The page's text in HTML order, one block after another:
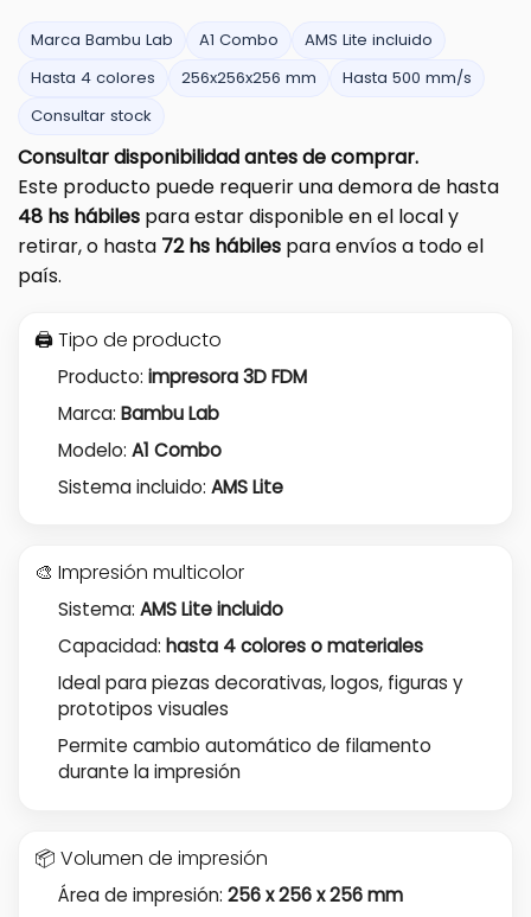
Marca Bambu Lab A1 Combo
AMS Lite incluido
Hasta 4 colores
256x256x256 mm
Hasta 500 mm/s
Consultar stock
Consultar disponibilidad antes de comprar.
Este producto puede requerir una demora de hasta
48 hs hábiles para estar disponible en el local y
retirar, o hasta 72 hs hábiles para envíos a todo el
país.
🖨️ Tipo de producto
Producto: impresora 3D FDM
Marca: Bambu Lab
Modelo: A1 Combo
Sistema incluido: AMS Lite
🎨 Impresión multicolor
Sistema: AMS Lite incluido
Capacidad: hasta 4 colores o materiales
Ideal para piezas decorativas, logos, figuras y
prototipos visuales
Permite cambio automático de filamento
durante la impresión
📦 Volumen de impresión
Área de impresión: 256 x 256 x 256 mm